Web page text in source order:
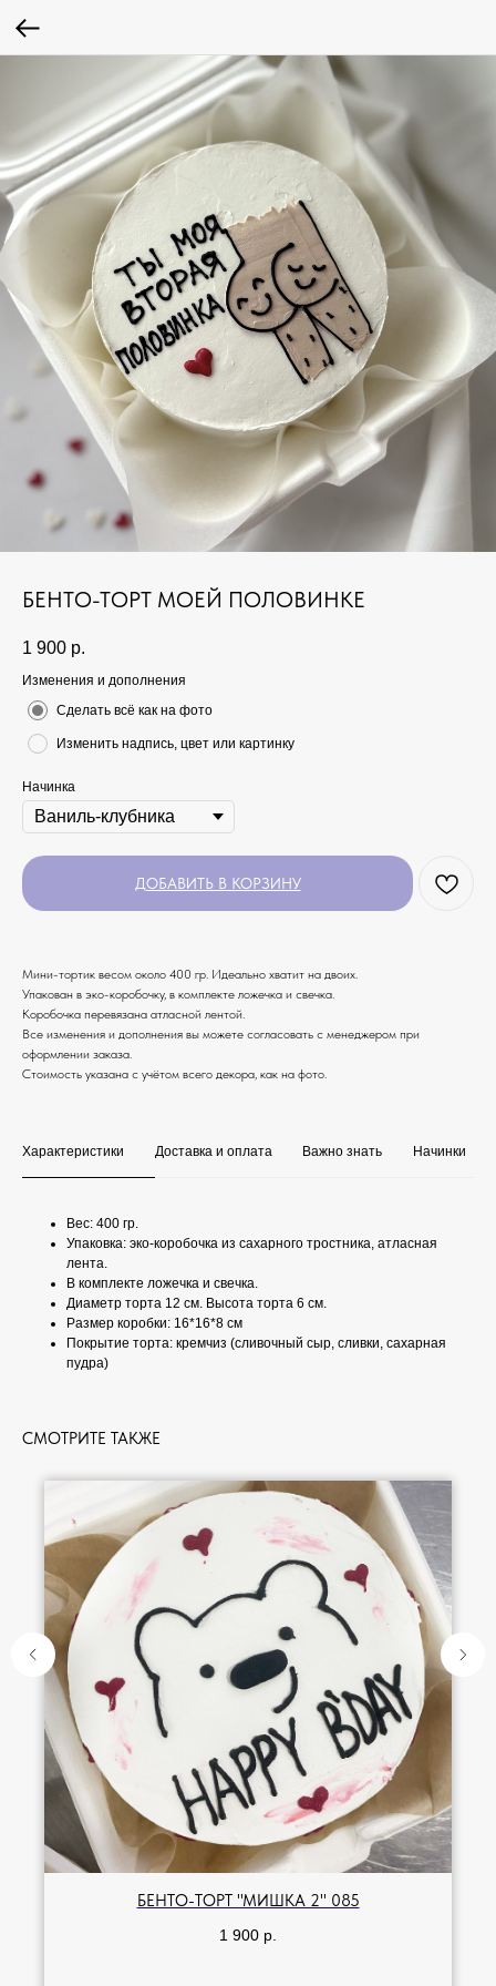
БЕНТО-ТОРТ МОЕЙ ПОЛОВИНКЕ
1 900 р.
Изменения и дополнения
Сделать всё как на фото
Изменить надпись, цвет или картинку
Начинка
ДОБАВИТЬ В КОРЗИНУ
Мини-тортик весом около 400 гр. Идеально хватит на двоих.
Упакован в эко-коробочку, в комплекте ложечка и свечка.
Коробочка перевязана атласной лентой.
Все изменения и дополнения вы можете согласовать с менеджером при
оформлении заказа.
Стоимость указана с учётом всего декора, как на фото.
Характеристики Доставка и оплата Важно знать Начинки
Вес: 400 гр.
Упаковка: эко-коробочка из сахарного тростника, атласная
лента.
В комплекте ложечка и свечка.
Диаметр торта 12 см. Высота торта 6 см.
Размер коробки: 16*16*8 см
Покрытие торта: кремчиз (сливочный сыр, сливки, сахарная
пудра)
СМОТРИТЕ ТАКЖЕ
БЕНТО-ТОРТ "МИШКА 2" 085
1 900 р.